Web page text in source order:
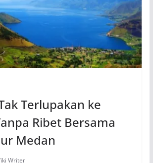
Terlupakan ke
Ribet Bersama
Medan
Writer